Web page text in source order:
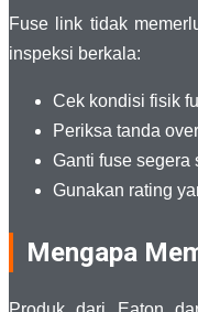
Fuse link tidak
inspeksi berkala:
Cek kondisi fisik
Periksa tanda
Ganti fuse segera
Gunakan rating
Mengapa